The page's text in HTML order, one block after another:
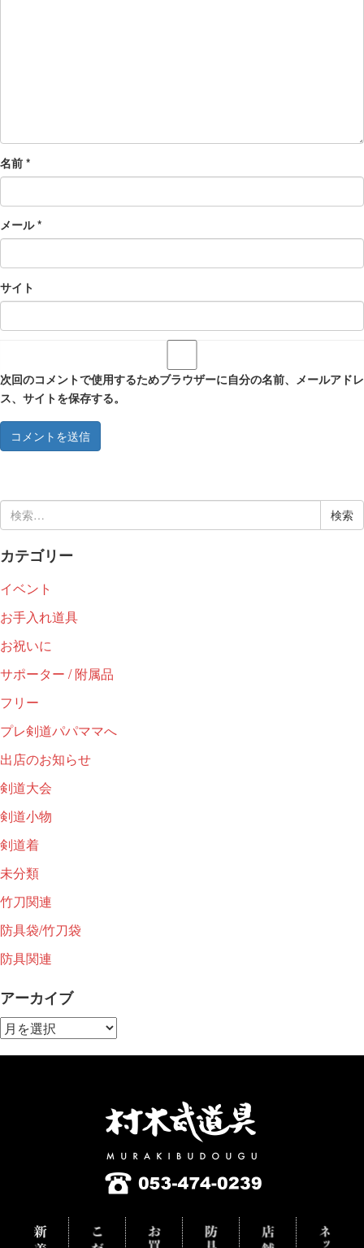
名前 *
メール*
サイト
次回のコメントで使用するためブラウザーに自分の名前、メールアドレ
ス、サイトを保存する。
検
索:
カテゴリー
イベント
お手入れ道具
お祝いに
サポーター / 附属品
フリー
プレ剣道パパママへ
出店のお知らせ
剣道大会
剣道小物
剣道着
未分類
竹刀関連
防具袋/竹刀袋
防具関連
アーカイブ
ア